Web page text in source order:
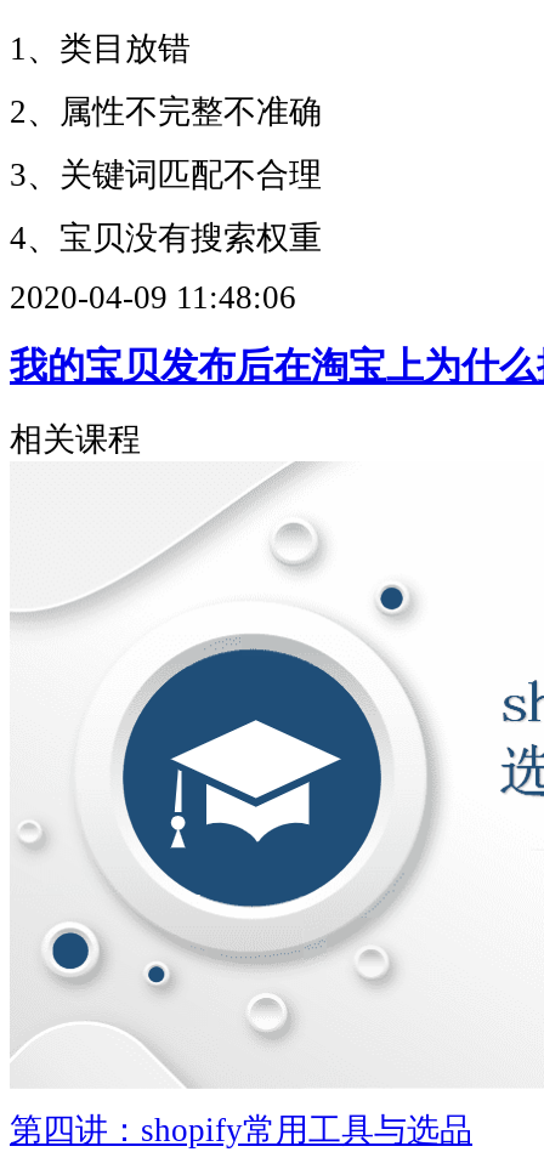
1、类目放错
2、属性不完整不准确
3、关键词匹配不合理
4、宝贝没有搜索权重
2020-04-09 11:48:06
我的宝贝发布后在淘宝上为什
相关课程
第四讲：shopify常用工具与选品